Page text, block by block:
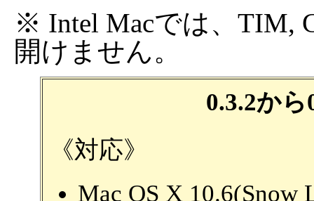
※ Intel Macでは、TIM,
開けません。
0.3.2か
《対応》
Mac OS X